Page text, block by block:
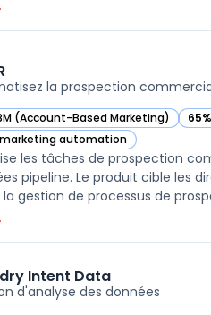
la prospection
(Account-Based Marketing)
cette catégorie 65%
—
marketing automation
cette catégorie
les tâches de prospection
pipeline. Le produit cible les
gestion de processus de
Intent Data
d'analyse des données